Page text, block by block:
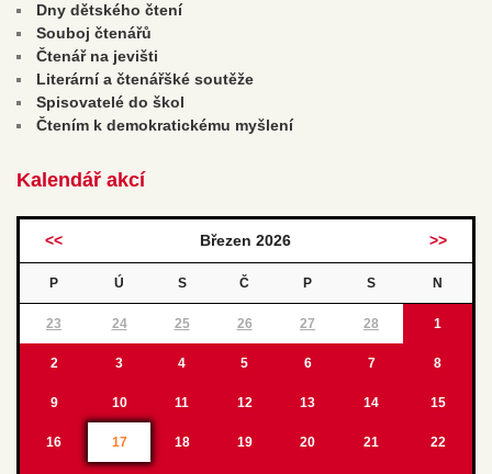
Dny dětského čtení
Souboj čtenářů
Čtenář na jevišti
Literární a čtenářšké soutěže
Spisovatelé do škol
Čtením k demokratickému myšlení
Kalendář akcí
<< Březen 2026 >>
P Ú S Č P S N
23 24 25 26 27 28 1
2 3 4 5 6 7 8
9 10 11 12 13 14 15
16 17 18 19 20 21 22